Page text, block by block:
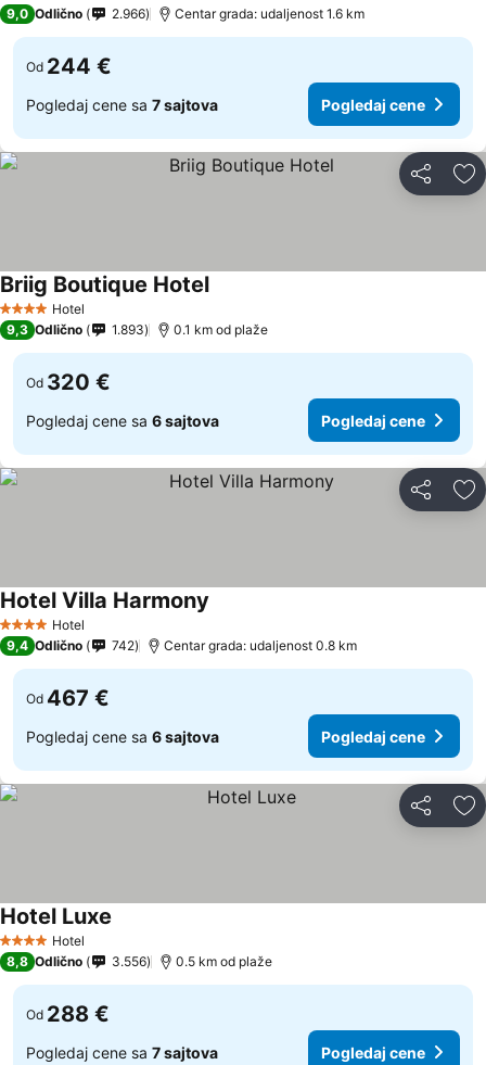
9,0 Odlično 2.966 Centar grada: udaljenost 1.6 km
Od 244 €
Pogledaj cene sa 7 sajtova Pogledaj cene
Deli
4 ZvezdiceHotel
Briig Boutique HotelPogledaj cene
9,3 Odlično 1.893 0.1 km od plaže
Od 320 €
Pogledaj cene sa 6 sajtova Pogledaj cene
Deli
4 ZvezdiceHotel
Hotel Villa Harmony
9,4 Odlično 742 Centar grada: udaljenost 0.8 km
Od 467 €
Pogledaj cene sa 6 sajtova Pogledaj cene
Deli
4 ZvezdiceHotel
Hotel Luxe
8,8 Odlično 3.556 0.5 km od plaže
Od 288 €
Pogledaj cene sa 7 sajtova Pogledaj cene